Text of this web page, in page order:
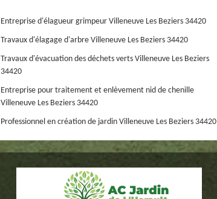
Entreprise d'élagueur grimpeur Villeneuve Les Beziers 34420
Travaux d'élagage d'arbre Villeneuve Les Beziers 34420
Travaux d'évacuation des déchets verts Villeneuve Les Beziers
34420
Entreprise pour traitement et enlèvement nid de chenille
Villeneuve Les Beziers 34420
Professionnel en création de jardin Villeneuve Les Beziers 34420